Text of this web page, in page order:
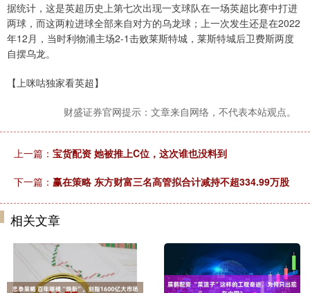
据统计，这是英超历史上第七次出现一支球队在一场英超比赛中打进
两球，而这两粒进球全部来自对方的乌龙球；上一次发生还是在2022
年12月，当时利物浦主场2-1击败莱斯特城，莱斯特城后卫费斯两度
自摆乌龙。
【上咪咕独家看英超】
财盛证券官网提示：文章来自网络，不代表本站观点。
上一篇： 宝货配资 她被推上C位，这次谁也没料到
下一篇： 赢在策略 东方财富三名高管拟合计减持不超334.99万股
相关文章